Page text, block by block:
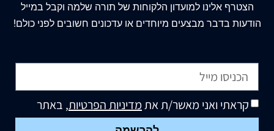
הצטרף אלינו למועדון הלקוחות של תורה שלמה וקבל במייל
הודעות בדבר מבצעים מיוחדים או עדכונים חשובים לפני כולם!
קראתי ואני מאשר/ת אתמדיניות הפרטיות, באתר